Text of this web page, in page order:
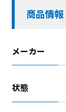
商品情報
メーカー
状態